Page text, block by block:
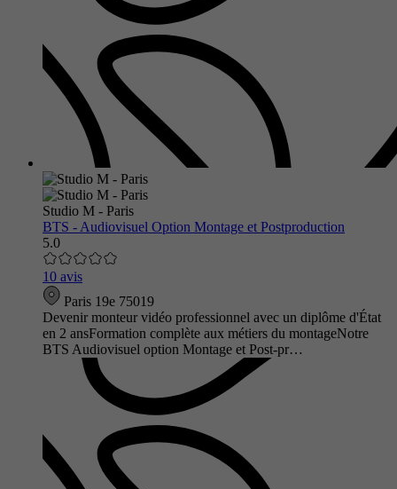
Studio M - Paris
BTS - Audiovisuel Option Montage et Postproduction
5.0
10 avis
Paris 19e 75019
Devenir monteur vidéo professionnel avec un diplôme d'État
en 2 ansFormation complète aux métiers du montageNotre
BTS Audiovisuel option Montage et Post-pr…